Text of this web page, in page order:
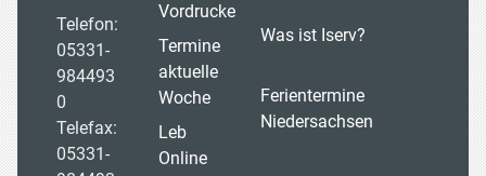
Telefon:
05331-
984493
0
Telefax:
05331-
Vordrucke
Termine
aktuelle
Woche
Leb
Online
Was ist Iserv?
Ferientermine
Niedersachsen